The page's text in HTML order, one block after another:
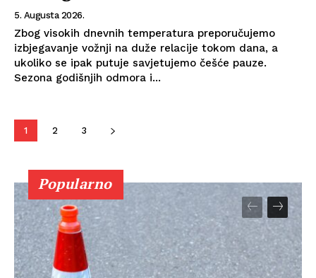
5. Augusta 2026.
Zbog visokih dnevnih temperatura preporučujemo
izbjegavanje vožnji na duže relacije tokom dana, a
ukoliko se ipak putuje savjetujemo češće pauze.
Sezona godišnjih odmora i...
1 2 3
Popularno